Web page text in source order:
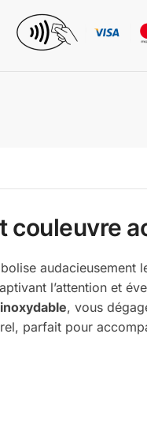
couleuvre
audacieusement
l’attention et
, vous
parfait pour